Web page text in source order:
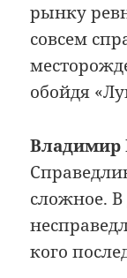
рынку
совсем
обойдя
Владимир
сложное.
кого